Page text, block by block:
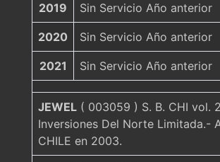
2019 Sin Servicio Año anterior
2020 Sin Servicio Año anterior
2021 Sin Servicio Año anterior
JEWEL ( 003059 ) S. B. CHI vol.
Inversiones Del Norte Limitada.-
CHILE en 2003.